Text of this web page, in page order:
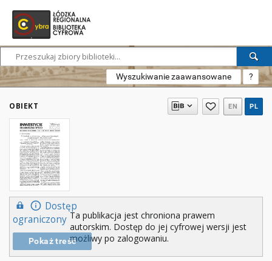
Wyszukiwanie zaawansowane ?
OBIEKT EN PL
Dostęp
ograniczony
Pokaż treść
Ta publikacja jest chroniona prawem
autorskim. Dostęp do jej cyfrowej wersji jest
możliwy po zalogowaniu.